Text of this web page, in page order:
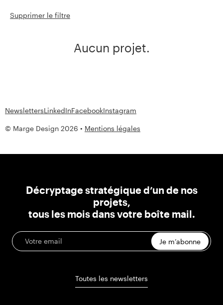
Supprimer le filtre
Aucun projet.
© Marge Design 2026 • Mentions légales
NewslettersLinkedInFacebookInstagram
Décryptage stratégique d’un de nos
projets,
tous les mois dans votre boîte mail.
Je m’abonne
Toutes les newsletters